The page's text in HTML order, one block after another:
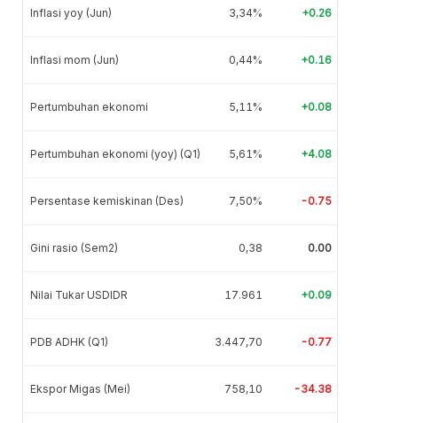
Inflasi yoy (Jun) 3,34% +0.26
Inflasi mom (Jun) 0,44% +0.16
Pertumbuhan ekonomi 5,11% +0.08
Pertumbuhan ekonomi (yoy) (Q1) 5,61% +4.08
Persentase kemiskinan (Des) 7,50% -0.75
Gini rasio (Sem2) 0,38 0.00
Nilai Tukar USDIDR 17.961 +0.09
PDB ADHK (Q1) 3.447,70 -0.77
Ekspor Migas (Mei) 758,10 -34.38